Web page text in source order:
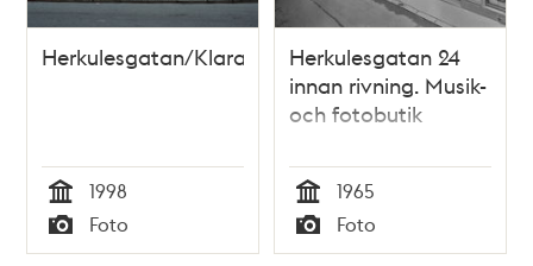
Herkulesgatan/Klaratunneln
Tid
1998
Typ
Foto
Herkulesgatan 24
innan rivning. Musik-
och fotobutik
Tid
1965
Typ
Foto